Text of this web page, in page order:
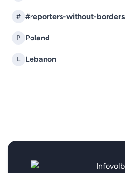
# #reporters-without-borders
P Poland
L Lebanon